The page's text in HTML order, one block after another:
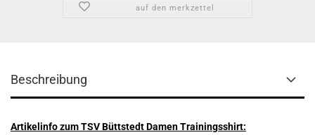
auf den merkzettel
Beschreibung
Artikelinfo zum TSV Büttstedt Damen Trainingsshirt: